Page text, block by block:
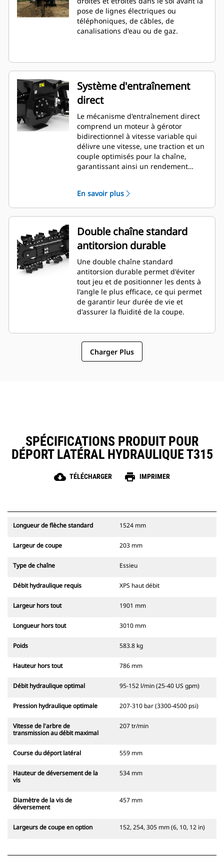
pose de lignes électriques ou
téléphoniques, de câbles, de
canalisations d'eau ou de gaz.
Système d'entraînement
direct
Le mécanisme d'entraînement direct
comprend un moteur à gérotor
bidirectionnel à vitesse variable qui
délivre une vitesse, une traction et un
couple optimisés pour la chaîne,
garantissant ainsi un rendement
types de sols.
En savoir plus
Double chaîne standard
antitorsion durable
Une double chaîne standard
antitorsion durable permet d'éviter
tout jeu et de positionner les dents à
l'angle le plus efficace, ce qui permet
de garantir leur durée de vie et
d'assurer la fluidité de la coupe.
Charger Plus
SPÉCIFICATIONS PRODUIT POUR
DÉPORT LATÉRAL HYDRAULIQUE T315
cloud_download TÉLÉCHARGER print IMPRIMER
Longueur de flèche standard 1524 mm
Largeur de coupe 203 mm
Type de chaîne Essieu
Débit hydraulique requis XPS haut débit
Largeur hors tout 1901 mm
Longueur hors tout 3010 mm
Poids 583.8 kg
Hauteur hors tout 786 mm
Débit hydraulique optimal 95-152 l/min (25-40 US gpm)
Pression hydraulique optimale 207-310 bar (3300-4500 psi)
Vitesse de l'arbre de
transmission au débit maximal
207 tr/min
Course du déport latéral 559 mm
Hauteur de déversement de la
vis
534 mm
Diamètre de la vis de
déversement
457 mm
Largeurs de coupe en option 152, 254, 305 mm (6, 10, 12 in)